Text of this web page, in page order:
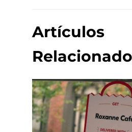
Artículos